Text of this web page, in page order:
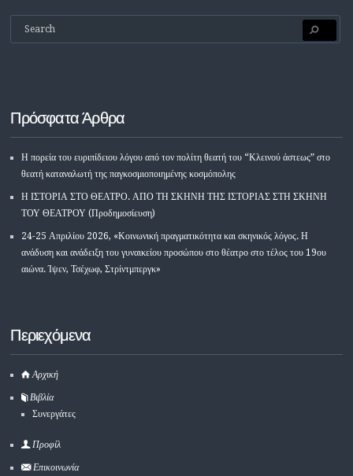
Πρόσφατα Άρθρα
Η πορεία του ευριπίδειου λόγου από τον πολίτη θεατή του “Κλεινού άστεως” στο
θεατή καταναλωτή της παγκοσμιοποιημένης κοσμόπολης
Η ΙΣΤΟΡΙΑ ΣΤΟ ΘΕΑΤΡΟ. ΑΠΟ ΤΗ ΣΚΗΝΗ ΤΗΣ ΙΣΤΟΡΙΑΣ ΣΤΗ ΣΚΗΝΗ
ΤΟΥ ΘΕΑΤΡΟΥ (Προδημοσίευση)
24-25 Απριλίου 2026, «Κοινωνική πραγματικότητα και σκηνικός λόγος. Η
ανάδυση και ανάδειξη του γυναικείου προσώπου στο θέατρο στο τέλος του 19ου
αιώνα. Ίψεν, Τσέχωφ, Στρίντμπεργκ»
Περιεχόμενα
Αρχική
Βιβλία
Συνεργάτες
Προφίλ
Επικοινωνία